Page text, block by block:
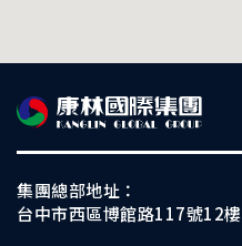
集團總部地址：
台中市西區博館路117號12樓